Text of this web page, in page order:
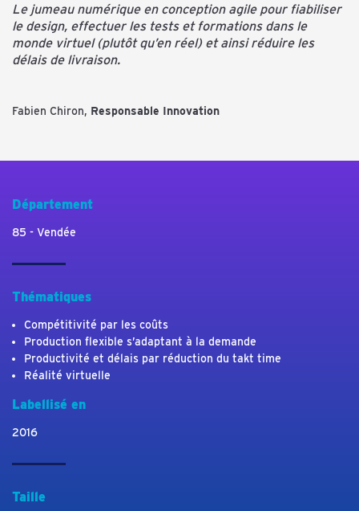
Le jumeau numérique en conception agile pour fiabiliser
le design, effectuer les tests et formations dans le
monde virtuel (plutôt qu’en réel) et ainsi réduire les
délais de livraison.
Fabien Chiron, Responsable Innovation
Département
85 - Vendée
Thématiques
Compétitivité par les coûts
Production flexible s’adaptant à la demande
Productivité et délais par réduction du takt time
Réalité virtuelle
Labellisé en
2016
Taille